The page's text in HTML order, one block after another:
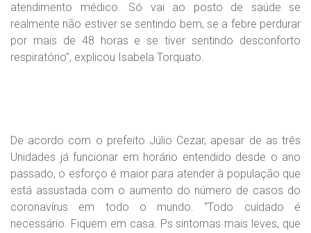
atendimento médico. Só vai ao posto de saúde se
realmente não estiver se sentindo bem, se a febre perdurar
por mais de 48 horas e se tiver sentindo desconforto
respiratório”, explicou Isabela Torquato.
De acordo com o prefeito Júlio Cezar, apesar de as três
Unidades já funcionar em horário entendido desde o ano
passado, o esforço é maior para atender à população que
está assustada com o aumento do número de casos do
coronavírus em todo o mundo. “Todo cuidado é
necessário. Fiquem em casa. Ps sintomas mais leves, que